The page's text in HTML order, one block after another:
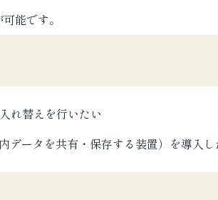
能です。
れ替えを行いたい
データを共有・保存する装置）を導入